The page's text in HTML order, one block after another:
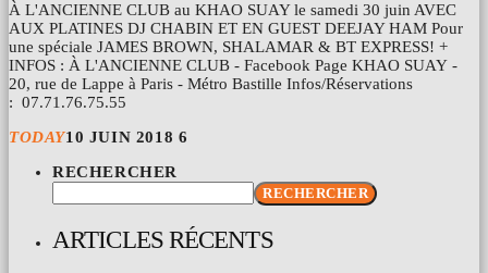
À L'ANCIENNE CLUB au KHAO SUAY le samedi 30 juin AVEC
AUX PLATINES DJ CHABIN ET EN GUEST DEEJAY HAM Pour
une spéciale JAMES BROWN, SHALAMAR & BT EXPRESS! +
INFOS : À L'ANCIENNE CLUB - Facebook Page KHAO SUAY -
20, rue de Lappe à Paris - Métro Bastille Infos/Réservations
: 07.71.76.75.55
TODAY10 JUIN 2018 6
RECHERCHER
RECHERCHER
ARTICLES RÉCENTS